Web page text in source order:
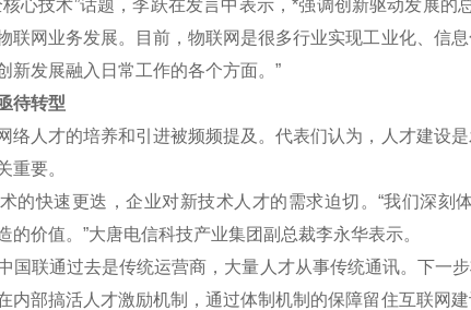
技术”话题，李跃在发言中表示，*强调创新驱动发展的
联网业务发展。目前，物联网是很多行业实现工业化、信
新发展融入日常工作的各个方面。”
待转型
人才的培养和引进被频频提及。代表们认为，人才建设是
重要。
快速更迭，企业对新技术人才的需求迫切。“我们深刻
的价值。”大唐电信科技产业集团副总裁李永华表示。
联通过去是传统运营商，大量人才从事传统通讯。下一
内部搞活人才激励机制，通过体制机制的保障留住互联网